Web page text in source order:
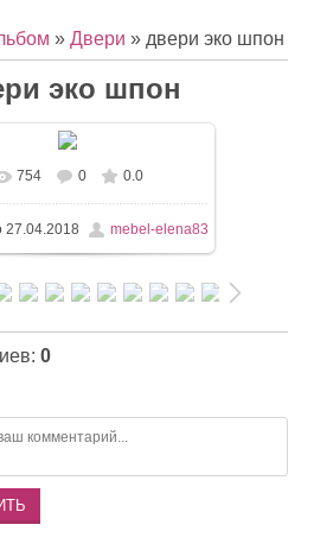
» Двери » двери эко шпон
эко шпон
754 0 0.0
27.04.2018 mebel-elena83
: 0